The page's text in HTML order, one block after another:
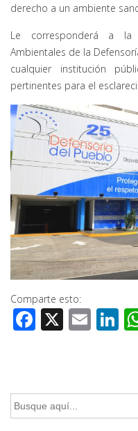
derecho a un ambiente
Le corresponderá a la
Ambientales de la
cualquier institución
pertinentes para el
Comparte esto:
Facebook
X
Buscar: